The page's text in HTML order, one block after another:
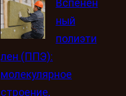
Вспенен
ный
полиэти
лен (ППЭ):
молекулярное
строение,